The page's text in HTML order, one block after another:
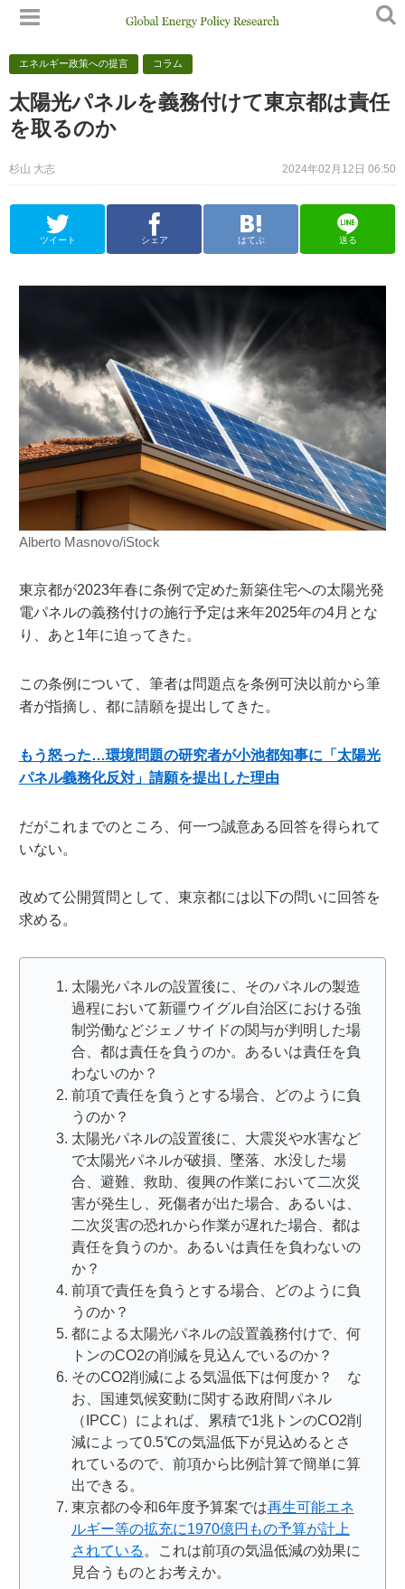
エネルギー政策への提言 コラム
太陽光パネルを義務付けて東京都は責任
を取るのか
2024年02月12日 06:50
杉山 大志
ツイート シェア はてぶ 送る
Alberto Masnovo/iStock
東京都が2023年春に条例で定めた新築住宅への太陽光発
電パネルの義務付けの施行予定は来年2025年の4月とな
り、あと1年に迫ってきた。
この条例について、筆者は問題点を条例可決以前から筆
者が指摘し、都に請願を提出してきた。
もう怒った…環境問題の研究者が小池都知事に「太陽光
パネル義務化反対」請願を提出した理由
だがこれまでのところ、何一つ誠意ある回答を得られて
いない。
改めて公開質問として、東京都には以下の問いに回答を
求める。
太陽光パネルの設置後に、そのパネルの製造
過程において新疆ウイグル自治区における強
制労働などジェノサイドの関与が判明した場
合、都は責任を負うのか。あるいは責任を負
わないのか？
前項で責任を負うとする場合、どのように負
うのか？
太陽光パネルの設置後に、大震災や水害など
で太陽光パネルが破損、墜落、水没した場
合、避難、救助、復興の作業において二次災
害が発生し、死傷者が出た場合、あるいは、
二次災害の恐れから作業が遅れた場合、都は
責任を負うのか。あるいは責任を負わないの
か？
前項で責任を負うとする場合、どのように負
うのか？
都による太陽光パネルの設置義務付けで、何
トンのCO2の削減を見込んでいるのか？
そのCO2削減による気温低下は何度か？ な
お、国連気候変動に関する政府間パネル
（IPCC）によれば、累積で1兆トンのCO2削
減によって0.5℃の気温低下が見込めるとさ
れているので、前項から比例計算で簡単に算
出できる。
東京都の令和6年度予算案では再生可能エネ
ルギー等の拡充に1970億円もの予算が計上
されている 。これは前項の気温低減の効果に
見合うものとお考えか。